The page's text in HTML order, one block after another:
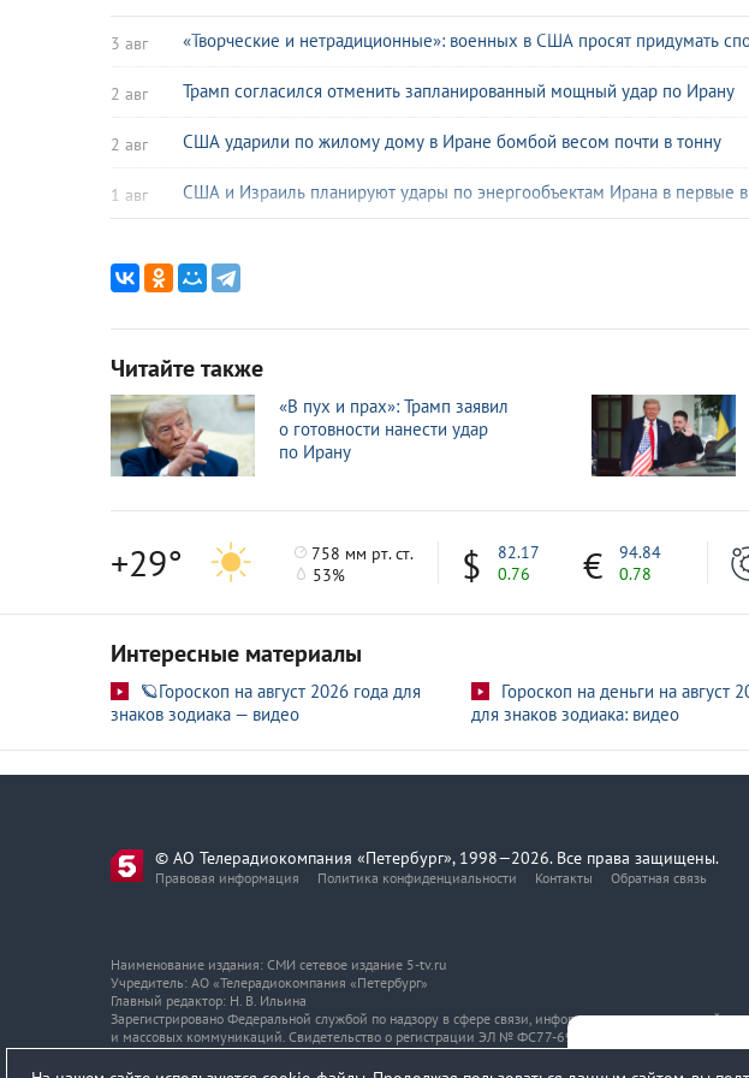
3 авг «Творческие и нетрадиционные»: военных в США просят придумать
2 авг Трамп согласился отменить запланированный мощный удар по Ирану
2 авг США ударили по жилому дому в Иране бомбой весом почти в тонну
1 авг США и Израиль планируют удары по энергообъектам Ирана в первые
24 июл США ударили по танкеру в Оманском заливе
23 июл Быстрее, выше, дороже: цены на нефть резко подскочили из-за
23 июл Иран атаковал склады боеприпасов и топливные резервуары США в
Читайте также
«В пух и прах»: Трамп заявил
о готовности нанести удар
по Ирану
+29°
758 мм рт. ст.
53%
82.17
0.76
94.84
0.78
Интересные материалы
🪐Гороскоп на август 2026 года для
знаков зодиака — видео
Гороскоп на деньги на август
для знаков зодиака: видео
© АО Телерадиокомпания «Петербург», 1998—2026. Все права защищены.
Правовая информация Политика конфиденциальности Контакты Обратная связь
Наименование издания: СМИ сетевое издание 5-tv.ru
Учредитель: АО «Телерадиокомпания «Петербург»
Главный редактор: Н. В. Ильина
Зарегистрировано Федеральной службой по надзору в сфере связи, информационных технологий
и массовых коммуникаций. Свидетельство о регистрации ЭЛ № ФС77-69216 от 29 марта 2017 года.
Адрес и телефон редакции